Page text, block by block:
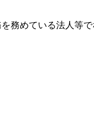
務めている法人等